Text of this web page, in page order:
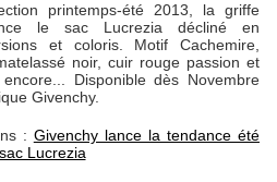
printemps-été 2013, la griffe
le sac Lucrezia décliné en
et coloris. Motif Cachemire,
noir, cuir rouge passion et
encore... Disponible dès Novembre
Givenchy.
: Givenchy lance la tendance été
Lucrezia